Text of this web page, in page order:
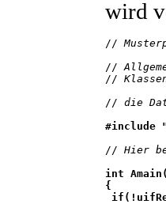
wird
//
//
//
// die
#include
// Hier
int
{